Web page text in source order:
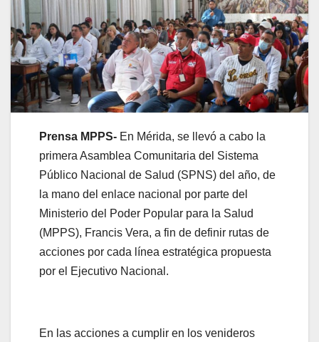
Prensa MPPS- En Mérida, se llevó a cabo la
primera Asamblea Comunitaria del Sistema
Público Nacional de Salud (SPNS) del año, de
la mano del enlace nacional por parte del
Ministerio del Poder Popular para la Salud
(MPPS), Francis Vera, a fin de definir rutas de
acciones por cada línea estratégica propuesta
por el Ejecutivo Nacional.
En las acciones a cumplir en los venideros